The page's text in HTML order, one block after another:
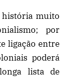
história muito
por
ligação entre
poderá
lista de